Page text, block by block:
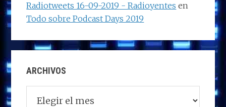
Radiotweets 16-09-2019 - Radioyentes en
Todo sobre Podcast Days 2019
ARCHIVOS